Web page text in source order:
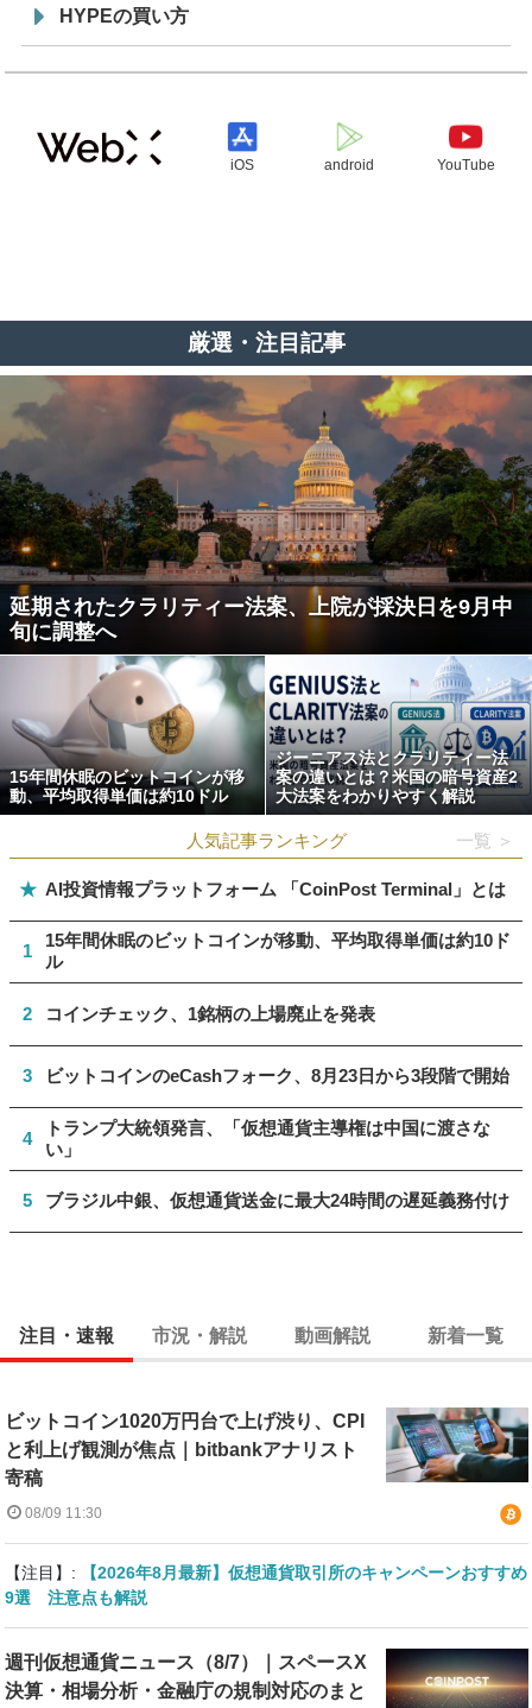
HYPEの買い方
iOS android YouTube
厳選・注目記事
延期されたクラリティー法案、上院が採決日を9月中
旬に調整へ
15年間休眠のビットコインが移
動、平均取得単価は約10ドル
ジーニアス法とクラリティー法
案の違いとは？米国の暗号資産2
大法案をわかりやすく解説
人気記事ランキング 一覧 ＞
★ AI投資情報プラットフォーム 「CoinPost Terminal」とは
1
15年間休眠のビットコインが移動、平均取得単価は約10ド
ル
2 コインチェック、1銘柄の上場廃止を発表
3 ビットコインのeCashフォーク、8月23日から3段階で開始
4
トランプ大統領発言、「仮想通貨主導権は中国に渡さな
い」
5 ブラジル中銀、仮想通貨送金に最大24時間の遅延義務付け
注目・速報 市況・解説 動画解説 新着一覧
ビットコイン1020万円台で上げ渋り、CPI
と利上げ観測が焦点｜bitbankアナリスト
寄稿
08/09 11:30
【注目】:
【2026年8月最新】仮想通貨取引所のキャンペーンおすすめ
9選 注意点も解説
週刊仮想通貨ニュース（8/7）｜スペースX
決算・相場分析・金融庁の規制対応のまと